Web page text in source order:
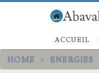
ACCUEIL
HOME > ENERGIES